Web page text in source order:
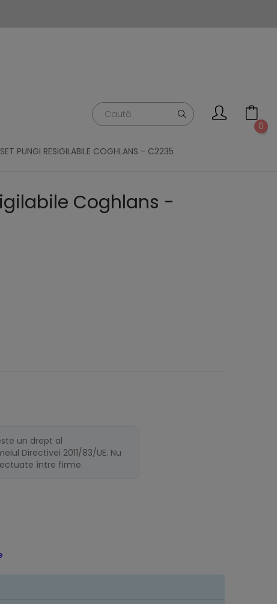
0
SET PUNGI RESIGILABILE COGHLANS - C2235
Coghlans -
un drept al
Directivei 2011/83/UE. Nu
între firme.